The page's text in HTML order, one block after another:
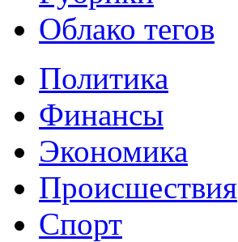
Облако тегов
Политика
Финансы
Экономика
Происшествия
Спорт